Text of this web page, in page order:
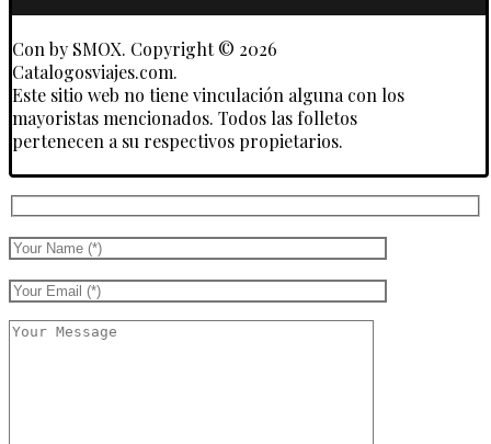
Conby SMOX. Copyright © 2026
Catalogosviajes.com.
Este sitio web no tiene vinculación alguna con los
mayoristas mencionados. Todos las folletos
pertenecen a su respectivos propietarios.